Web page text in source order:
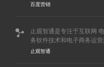
百度营销

止观智通是专注于互联网
务软件技术和电子商务运
止观智通